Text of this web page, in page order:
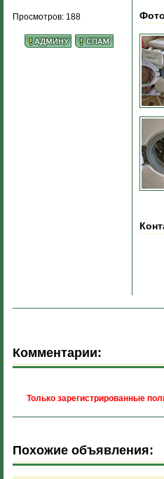
Просмотров: 188
Комментарии:
Только зарегистрированные
Похожие объявления: